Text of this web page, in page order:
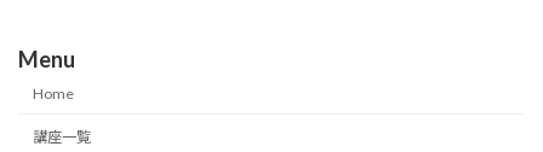
Menu
Home
講座一覧